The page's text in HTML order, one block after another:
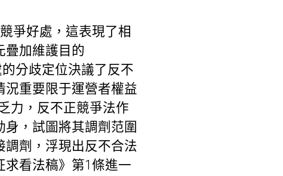
爭好處，這表現了相
疊加維護目的
分歧定位決議了反不
況重要限于運營者權益
力，反不正競爭法作
，試圖將其調劑范圍
調劑，浮現出反不合法
求看法稿》第1條進一